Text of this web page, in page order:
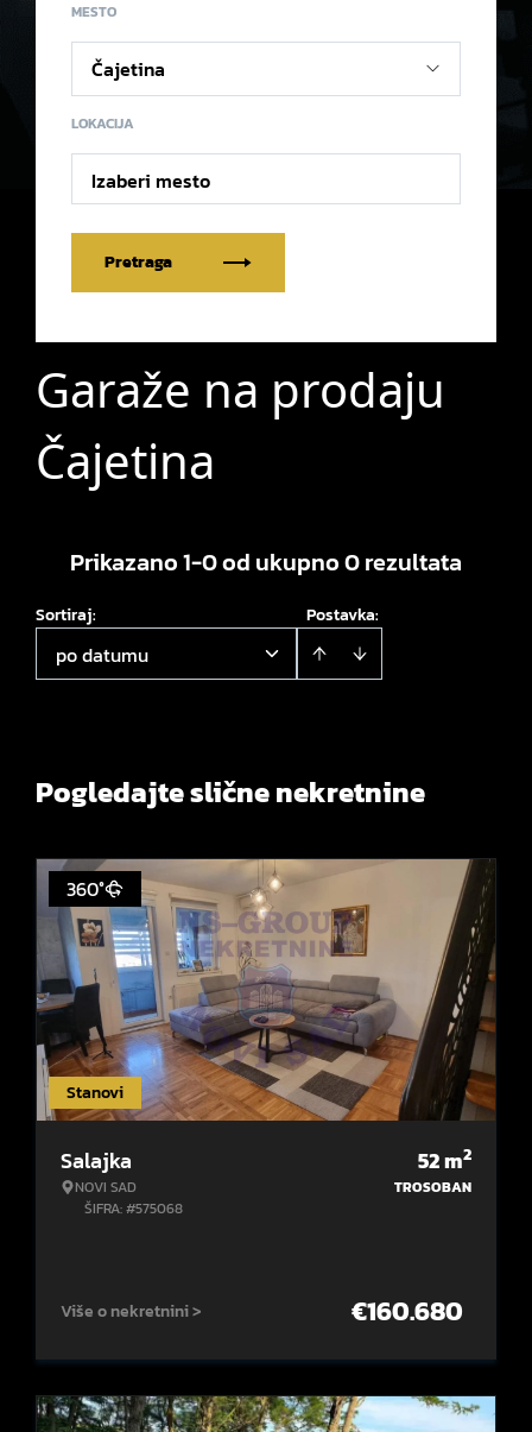
MESTO
LOKACIJA
Izaberi mesto
Pretraga
Garaže na prodaju
Čajetina
Prikazano 1-0 od ukupno 0 rezultata
Postavka:
Sortiraj:
po datumu
Pogledajte slične nekretnine
Stanovi
360°
Salajka
NOVI SAD
ŠIFRA: #575068
52m2
TROSOBAN
Više o nekretnini > €160.680